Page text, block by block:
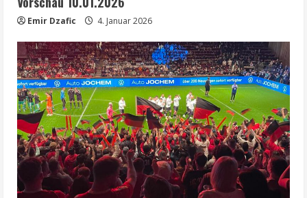
Emir Dzafic 4. Januar 2026